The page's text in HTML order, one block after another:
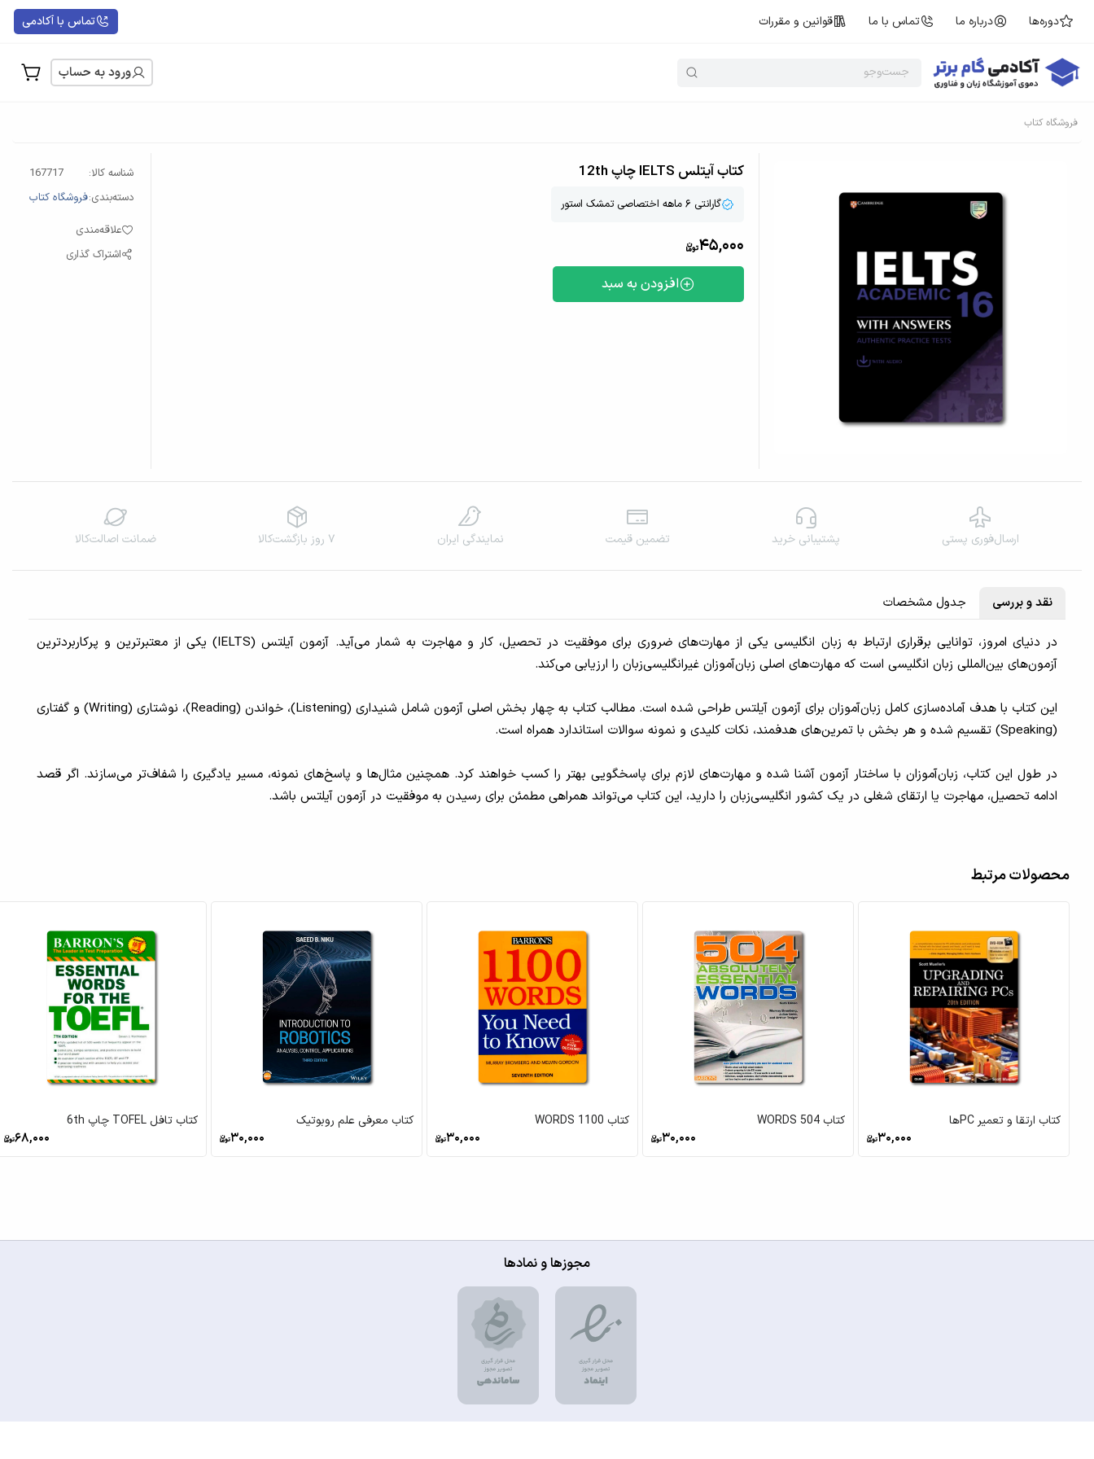
ورود به حساب
دوره‌ها درباره ما تماس با ما قوانین و مقررات تماس با آکادمی
فروشگاه کتاب
کتاب آیتلس IELTS چاپ 12th
گارانتی ۶ ماهه اختصاصی تمشک استور
45,000
افزودن به سبد
شناسه کالا:
167717
دسته‌بندی:فروشگاه کتاب
علاقه‌مندی
اشتراک گذاری
ارسال‌فوری پستی پشتیبانی خرید تضمین قیمت نمایندگی‌ ایران ۷ روز بازگشت‌کالا ضمانت اصالت‌کالا
نقد و بررسی جدول مشخصات
در دنیای امروز، توانایی برقراری ارتباط به زبان انگلیسی یکی از مهارت‌های ضروری برای موفقیت در تحصیل، کار و مهاجرت به شمار می‌آید. آزمون آیلتس (IELTS) یکی از معتبرترین و پرکاربردترین
آزمون‌های بین‌المللی زبان انگلیسی است که مهارت‌های اصلی زبان‌آموزان غیرانگلیسی‌زبان را ارزیابی می‌کند.
این کتاب با هدف آماده‌سازی کامل زبان‌آموزان برای آزمون آیلتس طراحی شده است. مطالب کتاب به چهار بخش اصلی آزمون شامل شنیداری (Listening)، خواندن (Reading)، نوشتاری (Writing) و گفتاری
(Speaking) تقسیم شده و هر بخش با تمرین‌های هدفمند، نکات کلیدی و نمونه سوالات استاندارد همراه است.
در طول این کتاب، زبان‌آموزان با ساختار آزمون آشنا شده و مهارت‌های لازم برای پاسخگویی بهتر را کسب خواهند کرد. همچنین مثال‌ها و پاسخ‌های نمونه، مسیر یادگیری را شفاف‌تر می‌سازند. اگر قصد
ادامه تحصیل، مهاجرت یا ارتقای شغلی در یک کشور انگلیسی‌زبان را دارید، این کتاب می‌تواند همراهی مطمئن برای رسیدن به موفقیت در آزمون آیلتس باشد.
محصولات مرتبط
کتاب ارتقا و تعمیر PCها
30,000
کتاب 504 WORDS
30,000
کتاب 1100 WORDS
30,000
کتاب معرفی علم روبوتیک
30,000
کتاب تافل TOFEL چاپ 6th
68,000
مجوزها و نمادها